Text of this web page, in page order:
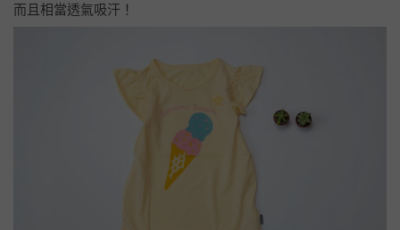
而且相當透氣吸汗！